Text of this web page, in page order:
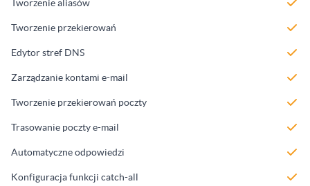
Tworzenie aliasów
Tworzenie przekierowań
Edytor stref DNS
Zarządzanie kontami e-mail
Tworzenie przekierowań poczty
Trasowanie poczty e-mail
Automatyczne odpowiedzi
Konfiguracja funkcji catch-all